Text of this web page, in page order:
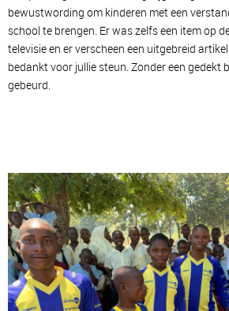
bewustwording om kinderen met een
school te brengen. Er was zelfs een itemop
televisieen er verscheen een uitgebreid
bedankt voor jullie steun. Zonder een gedekt
gebeurd.